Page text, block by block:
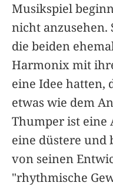
Musikspiel
nicht anzusehen.
die beiden
Harmonix mit
eine Idee hatten,
etwas wie dem
Thumper ist
eine düstere und
von seinen
"rhythmische